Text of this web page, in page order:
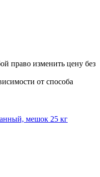
право изменить цену без
от способа